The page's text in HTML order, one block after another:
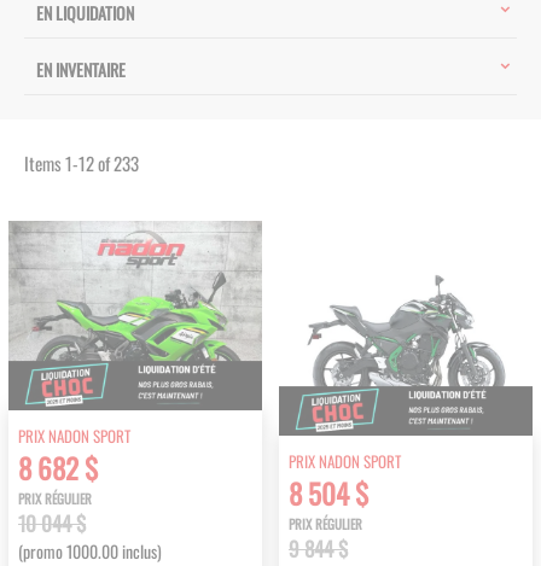
EN LIQUIDATION
EN INVENTAIRE
Items1-12of233
PRIX NADON SPORT
8 682 $
PRIX RÉGULIER
10 044 $
(promo 1000.00 inclus)
PRIX NADON SPORT
8 504 $
PRIX RÉGULIER
9 844 $